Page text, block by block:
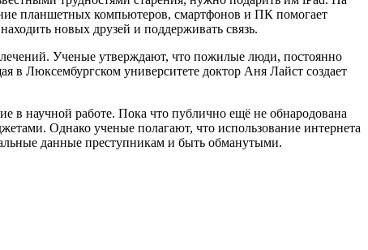
планшетных компьютеров, смартфонов и ПК помогает
новых друзей и поддерживать связь.
Ученые утверждают, что пожилые люди, постоянно
в Люксембургском университете доктор Аня Лайст создает
в научной работе. Пока что публично ещё не обнародована
Однако ученые полагают, что использование интернета
данные преступникам и быть обманутыми.